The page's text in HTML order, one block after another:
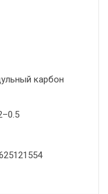
карбон